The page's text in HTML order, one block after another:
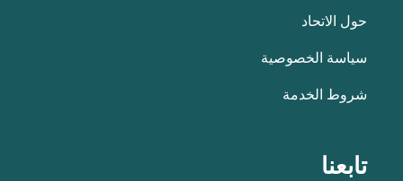
حول الاتحاد
سياسة الخصوصية
شروط الخدمة
تابعنا